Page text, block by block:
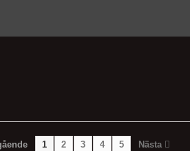
1 2 3 4 5 Nästa